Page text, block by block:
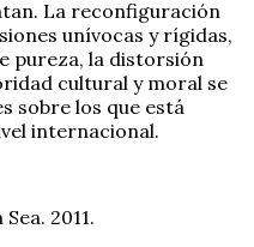
La reconfiguración
unívocas y rígidas,
pureza, la distorsión
cultural y moral se
sobre los que está
internacional.
2011.